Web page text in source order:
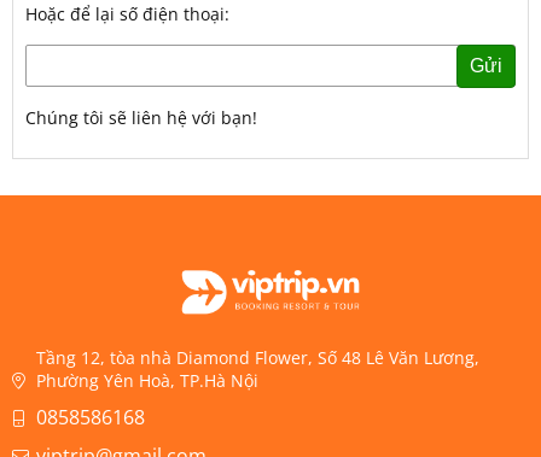
Hoặc để lại số điện thoại:
Gửi
Chúng tôi sẽ liên hệ với bạn!
Tầng 12, tòa nhà Diamond Flower, Số 48 Lê Văn Lương,
Phường Yên Hoà, TP.Hà Nội
0858586168